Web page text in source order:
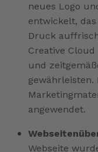
neues Logo
entwickelt,
Druck
Creative
und
gewährleisten.
angewendet.
Webseite